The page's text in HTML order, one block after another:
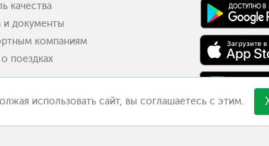
использовать сайт, вы соглашаетесь с этим.
качества
и документы
компаниям
поездках